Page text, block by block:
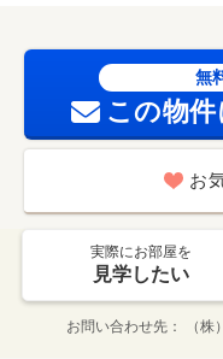
無
この物
お
実際にお部屋を
見学したい
お問い合わせ先 （